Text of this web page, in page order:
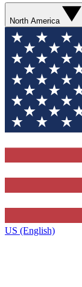
North America
US (English)